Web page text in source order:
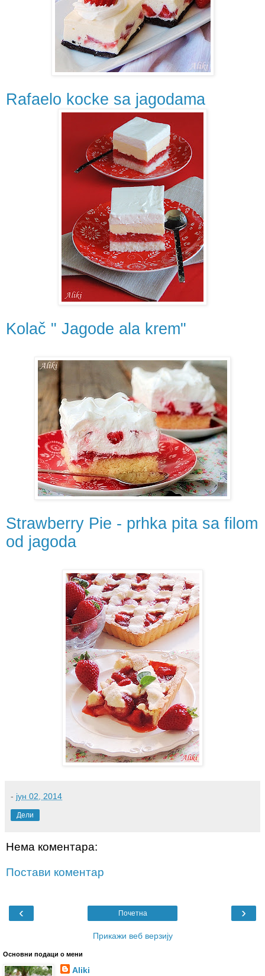
Rafaelo kocke sa jagodama
Kolač " Jagode ala krem"
Strawberry Pie - prhka pita sa filom
od jagoda
- јун 02, 2014
Дели
Нема коментара:
Постави коментар
‹ ›
Почетна
Прикажи веб верзију
Основни подаци о мени
Aliki